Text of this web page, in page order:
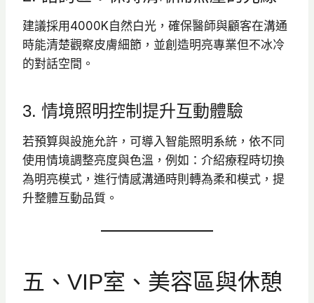
建議採用4000K自然白光，確保醫師與顧客在溝通
時能清楚觀察皮膚細節，並創造明亮專業但不冰冷
的對話空間。
3. 情境照明控制提升互動體驗
若預算與設施允許，可導入智能照明系統，依不同
使用情境調整亮度與色溫，例如：介紹療程時切換
為明亮模式，進行情感溝通時則轉為柔和模式，提
升整體互動品質。
五、VIP室、美容區與休憩